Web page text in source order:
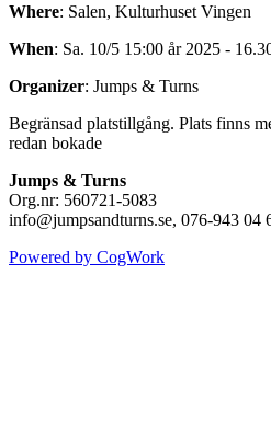
Where: Salen, Kulturhuset Vingen
When: Sa. 10/5 15:00 år 2025 -
Organizer: Jumps & Turns
Begränsad platstillgång. Plats finns
redan bokade
Jumps & Turns
Org.nr: 560721-5083
info@jumpsandturns.se, 076-943 04
Powered by CogWork